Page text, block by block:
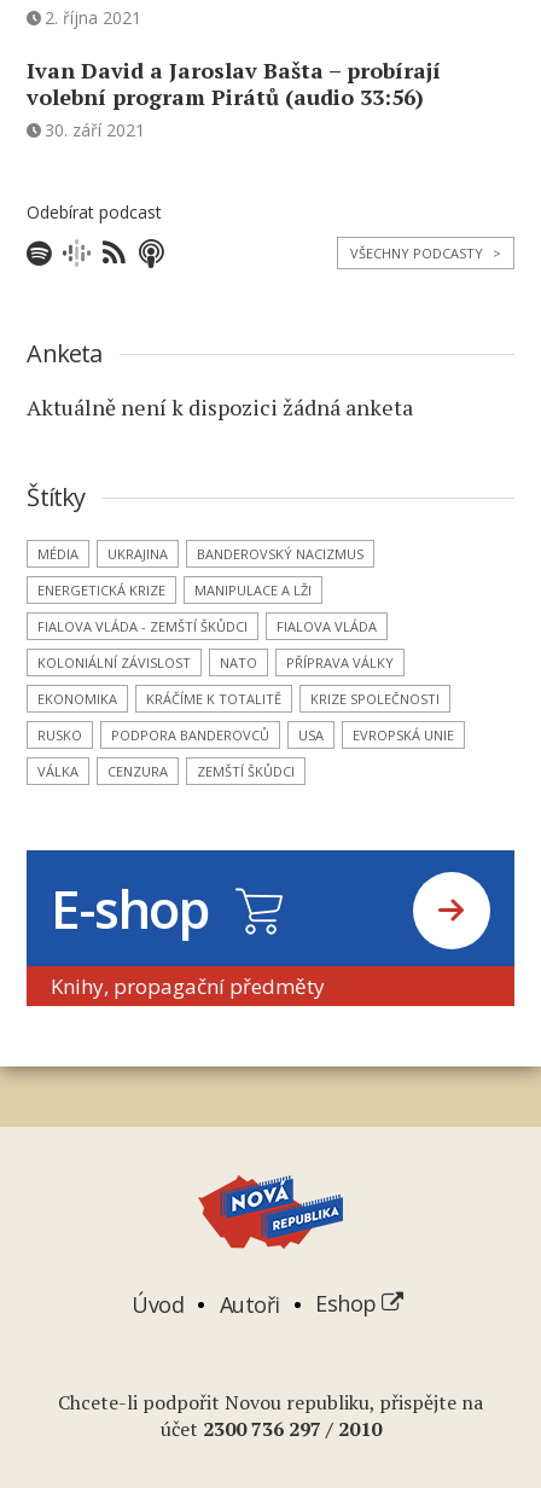
2. října 2021
Ivan David a Jaroslav Bašta – probírají
volební program Pirátů (audio 33:56)
30. září 2021
Odebírat podcast
VŠECHNY PODCASTY >
Anketa
Aktuálně není k dispozici žádná anketa
Štítky
MÉDIA UKRAJINA
BANDEROVSKÝ NACIZMUS
ENERGETICKÁ KRIZE
MANIPULACE A LŽI
FIALOVA VLÁDA - ZEMŠTÍ ŠKŮDCI
FIALOVA VLÁDA
KOLONIÁLNÍ ZÁVISLOST
NATO
PŘÍPRAVA VÁLKY
EKONOMIKA
KRÁČÍME K TOTALITĚ
KRIZE SPOLEČNOSTI
RUSKO
PODPORA BANDEROVCŮ USA
EVROPSKÁ UNIE
VÁLKA
CENZURA ZEMŠTÍ ŠKŮDCI
E-shop
Knihy, propagační předměty
Úvod Autoři Eshop
Chcete-li podpořit Novou republiku, přispějte na
účet 2300 736 297 / 2010